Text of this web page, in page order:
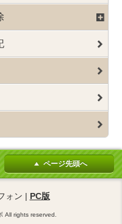
ページ先頭へ
ォン | PC版
All rights reserved.